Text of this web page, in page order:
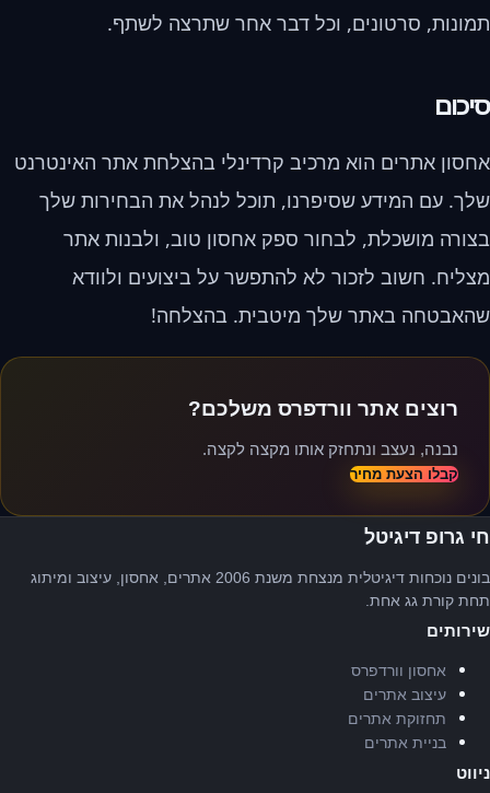
תמונות, סרטונים, וכל דבר אחר שתרצה לשתף.
סיכום
אחסון אתרים הוא מרכיב קרדינלי בהצלחת אתר האינטרנט
שלך. עם המידע שסיפרנו, תוכל לנהל את הבחירות שלך
בצורה מושכלת, לבחור ספק אחסון טוב, ולבנות אתר
מצליח. חשוב לזכור לא להתפשר על ביצועים ולוודא
שהאבטחה באתר שלך מיטבית. בהצלחה!
רוצים אתר וורדפרס משלכם?
נבנה, נעצב ונתחזק אותו מקצה לקצה.
קבלו הצעת מחיר
חי גרופ דיגיטל
בונים נוכחות דיגיטלית מנצחת משנת 2006 אתרים, אחסון, עיצוב ומיתוג
תחת קורת גג אחת.
שירותים
אחסון וורדפרס
עיצוב אתרים
תחזוקת אתרים
בניית אתרים
ניווט